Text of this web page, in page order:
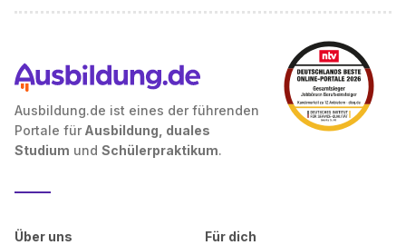
Ausbildung.de ist eines der führenden
Portale für Ausbildung, duales
Studium und Schülerpraktikum.
Über uns
Für dich